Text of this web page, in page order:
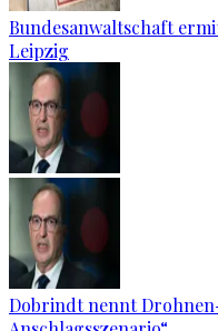
Bundesanwaltschaft
Leipzig
Dobrindt nennt